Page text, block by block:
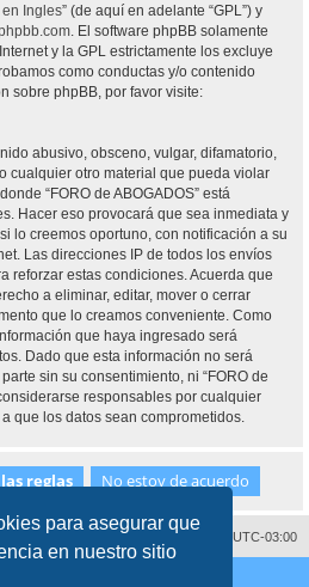
para asegurar que
en nuestro sitio
Ingles” (de aquí en adelante “GPL”) y
. El software phpBB solamente
y la GPL estrictamente los excluye
como conductas y/o contenido
sobre phpBB, por favor visite:
abusivo, obsceno, vulgar, difamatorio,
cualquier otro material que pueda violar
“FORO de ABOGADOS” está
Hacer eso provocará que sea inmediata y
lo creemos oportuno, con notificación a su
Las direcciones IP de todos los envíos
reforzar estas condiciones. Acuerda que
a eliminar, editar, mover o cerrar
que lo creamos conveniente. Como
que haya ingresado será
Dado que esta información no será
sin su consentimiento, ni “FORO de
responsables por cualquier
que los datos sean comprometidos.
Todos los horarios son UTC-03:00
Borrar cookies
© phpBB Limited